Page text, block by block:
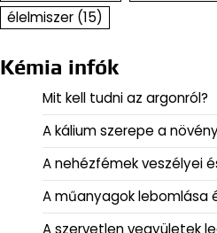
élelmiszer (15)
Kémia infók
Mit kell tudni az argonról?
A kálium szerepe a
A nehézfémek veszélyei
A műanyagok lebomlása
A szervetlen vegyületek